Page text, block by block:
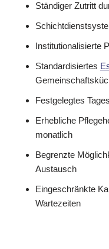
Ständiger Zutritt
Institutionalisierte
Standardisiertes
Festgelegtes
Erhebliche
monatlich
Begrenzte
Austausch
Eingeschränkte
Wartezeiten